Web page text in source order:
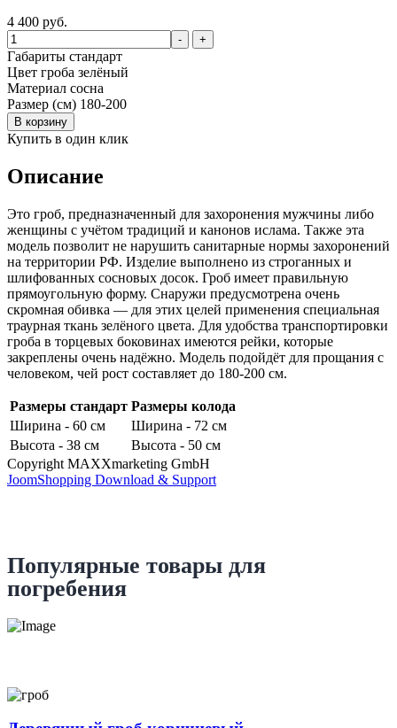
4 400 руб.
- +
Габариты стандарт
Цвет гроба зелёный
Материал сосна
Размер (см) 180-200
В корзину
Купить в один клик
Описание
Это гроб, предназначенный для захоронения мужчины либо
женщины с учётом традиций и канонов ислама. Также эта
модель позволит не нарушить санитарные нормы захоронений
на территории РФ. Изделие выполнено из строганных и
шлифованных сосновых досок. Гроб имеет правильную
прямоугольную форму. Снаружи предусмотрена очень
скромная обивка — для этих целей применения специальная
траурная ткань зелёного цвета. Для удобства транспортировки
гроба в торцевых боковинах имеются рейки, которые
закреплены очень надёжно. Модель подойдёт для прощания с
человеком, чей рост составляет до 180-200 см.
Размеры стандарт Размеры колода
Ширина - 60 см
Ширина - 72 см
Высота - 38 см
Высота - 50 см
Copyright MAXXmarketing GmbH
JoomShopping Download & Support
Популярные товары для
погребения